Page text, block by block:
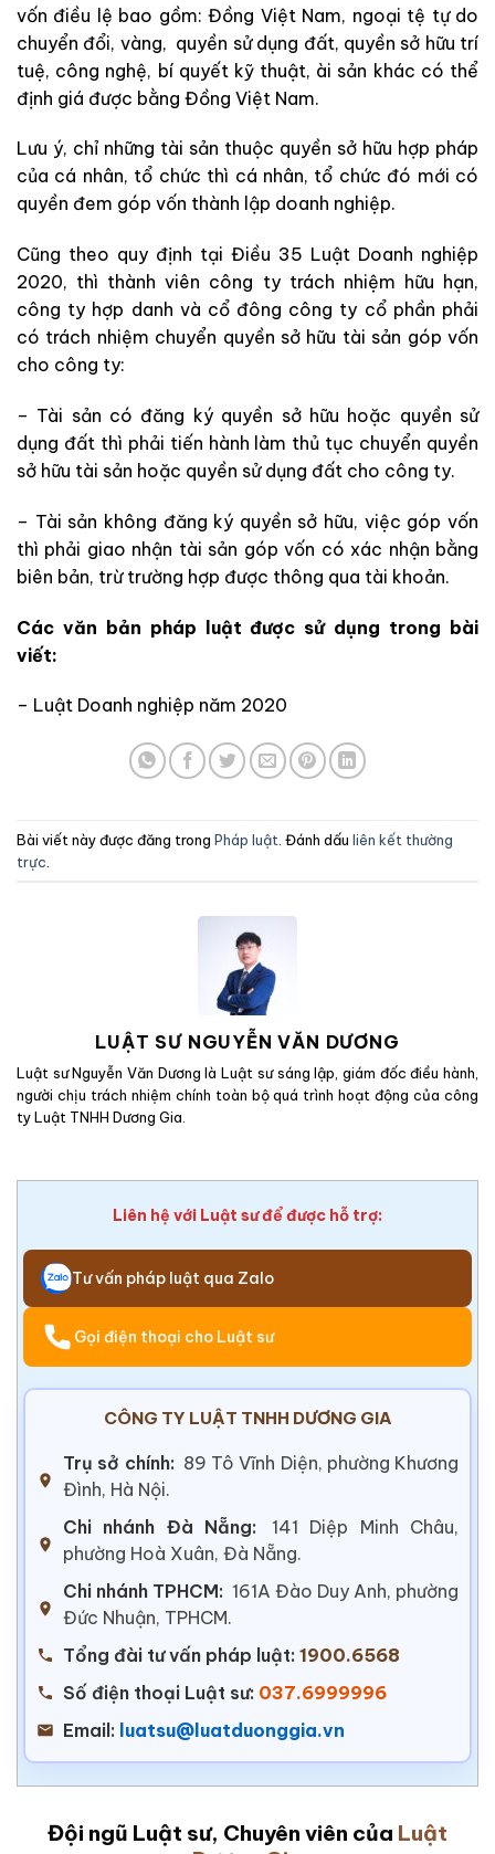
vốn điều lệ bao gồm: Đồng Việt Nam, ngoại tệ tự do
chuyển đổi, vàng, quyền sử dụng đất, quyền sở hữu trí
tuệ, công nghệ, bí quyết kỹ thuật, ài sản khác có thể
định giá được bằng Đồng Việt Nam.
Lưu ý, chỉ những tài sản thuộc quyền sở hữu hợp pháp
của cá nhân, tổ chức thì cá nhân, tổ chức đó mới có
quyền đem góp vốn thành lập doanh nghiệp.
Cũng theo quy định tại Điều 35 Luật Doanh nghiệp
2020, thì thành viên công ty trách nhiệm hữu hạn,
công ty hợp danh và cổ đông công ty cổ phần phải
có trách nhiệm chuyển quyền sở hữu tài sản góp vốn
cho công ty:
– Tài sản có đăng ký quyền sở hữu hoặc quyền sử
dụng đất thì phải tiến hành làm thủ tục chuyển quyền
sở hữu tài sản hoặc quyền sử dụng đất cho công ty.
– Tài sản không đăng ký quyền sở hữu, việc góp vốn
thì phải giao nhận tài sản góp vốn có xác nhận bằng
biên bản, trừ trường hợp được thông qua tài khoản.
Các văn bản pháp luật được sử dụng trong bài
viết:
– Luật Doanh nghiệp năm 2020
Bài viết này được đăng trong Pháp luật . Đánh dấu liên kết thường
trực
LUẬT SƯ NGUYỄN VĂN DƯƠNG
Luật sư Nguyễn Văn Dương là Luật sư sáng lập, giám đốc điều hành,
người chịu trách nhiệm chính toàn bộ quá trình hoạt động của công
ty Luật TNHH Dương Gia.
Liên hệ với Luật sư để được hỗ trợ:
Tư vấn pháp luật qua Zalo
Gọi điện thoại cho Luật sư
CÔNG TY LUẬT TNHH DƯƠNG GIA
Trụ sở chính: 89 Tô Vĩnh Diện, phường Khương
Đình, Hà Nội.
Chi nhánh Đà Nẵng:
141 Diệp Minh Châu,
phường Hoà Xuân, Đà Nẵng.
Chi nhánh TPHCM: 161A Đào Duy Anh, phường
Đức Nhuận, TPHCM.
Tổng đài tư vấn pháp luật: 1900.6568
Số điện thoại Luật sư: 037.6999996
Email: luatsu@luatduonggia.vn
Đội ngũ Luật sư, Chuyên viên của Luật